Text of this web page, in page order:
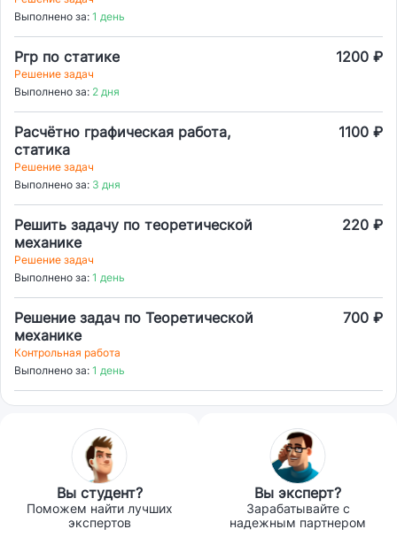
Выполнено за: 1 день
Ргр по статике 1200 ₽
Решение задач
Выполнено за: 2 дня
Расчётно графическая работа,
статика
1100 ₽
Решение задач
Выполнено за: 3 дня
Решить задачу по теоретической
механике
220 ₽
Решение задач
Выполнено за: 1 день
Решение задач по Теоретической
механике
700 ₽
Контрольная работа
Выполнено за: 1 день
Вы студент?
Поможем найти лучших
экспертов
Вы эксперт?
Зарабатывайте с
надежным партнером